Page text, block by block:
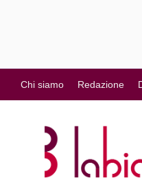
al
contenuto
Chi siamo Redazione